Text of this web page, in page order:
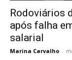
Rodoviários
após falha
salarial
Marina Carvalho -